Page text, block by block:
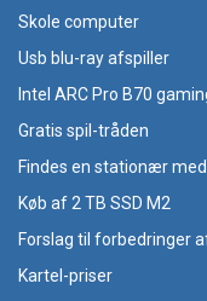
Skole computer
Usb blu-ray afspiller
Intel ARC Pro B70
Gratis spil-tråden
Findes en stationær med
Køb af 2 TB SSD M2
Forslag til forbedringer
Kartel-priser